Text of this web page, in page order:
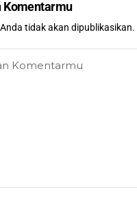
Komentarmu
tidak akan dipublikasikan.